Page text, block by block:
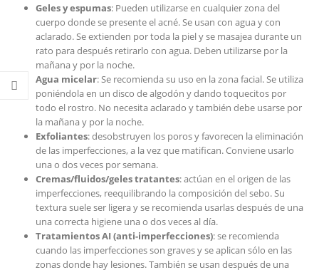
Geles y espumas: Pueden utilizarse en cualquier zona del
cuerpo donde se presente el acné. Se usan con agua y con
aclarado. Se extienden por toda la piel y se masajea durante un
rato para después retirarlo con agua. Deben utilizarse por la
mañana y por la noche.
Agua micelar: Se recomienda su uso en la zona facial. Se utiliza
poniéndola en un disco de algodón y dando toquecitos por
todo el rostro. No necesita aclarado y también debe usarse por
la mañana y por la noche.
Exfoliantes: desobstruyen los poros y favorecen la eliminación
de las imperfecciones, a la vez que matifican. Conviene usarlo
una o dos veces por semana.
Cremas/fluidos/geles tratantes: actúan en el origen de las
imperfecciones, reequilibrando la composición del sebo. Su
textura suele ser ligera y se recomienda usarlas después de una
una correcta higiene una o dos veces al día.
Tratamientos AI (anti-imperfecciones): se recomienda
cuando las imperfecciones son graves y se aplican sólo en las
zonas donde hay lesiones. También se usan después de una